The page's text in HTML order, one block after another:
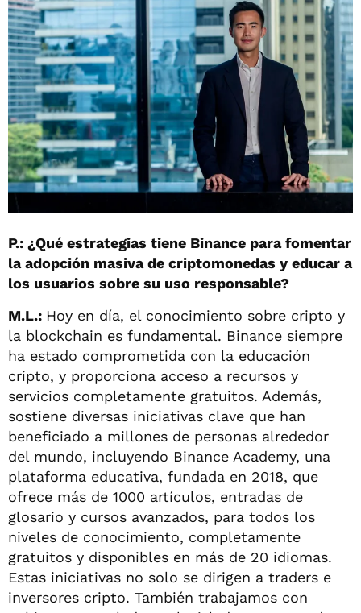
P.: ¿Qué estrategias tiene Binance para fomentar
la adopción masiva de criptomonedas y educar a
los usuarios sobre su uso responsable?
M.L.: Hoy en día, el conocimiento sobre cripto y
la blockchain es fundamental. Binance siempre
ha estado comprometida con la educación
cripto, y proporciona acceso a recursos y
servicios completamente gratuitos. Además,
sostiene diversas iniciativas clave que han
beneficiado a millones de personas alrededor
del mundo, incluyendo Binance Academy, una
plataforma educativa, fundada en 2018, que
ofrece más de 1000 artículos, entradas de
glosario y cursos avanzados, para todos los
niveles de conocimiento, completamente
gratuitos y disponibles en más de 20 idiomas.
Estas iniciativas no solo se dirigen a traders e
inversores cripto. También trabajamos con